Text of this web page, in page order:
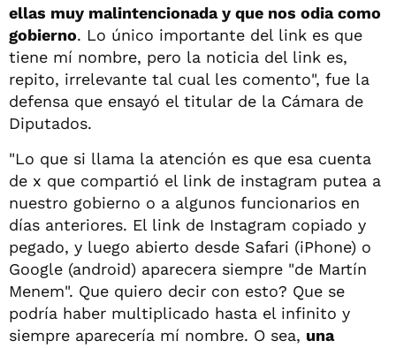
ellas muy malintencionada y que nos odia como
gobierno. Lo único importante del link es que
tiene mí nombre, pero la noticia del link es,
repito, irrelevante tal cual les comento", fue la
defensa que ensayó el titular de la Cámara de
Diputados.
"Lo que si llama la atención es que esa cuenta
de x que compartió el link de instagram putea a
nuestro gobierno o a algunos funcionarios en
días anteriores. El link de Instagram copiado y
pegado, y luego abierto desde Safari (iPhone) o
Google (android) aparecera siempre "de Martín
Menem". Que quiero decir con esto? Que se
podría haber multiplicado hasta el infinito y
siempre aparecería mí nombre. O sea, una